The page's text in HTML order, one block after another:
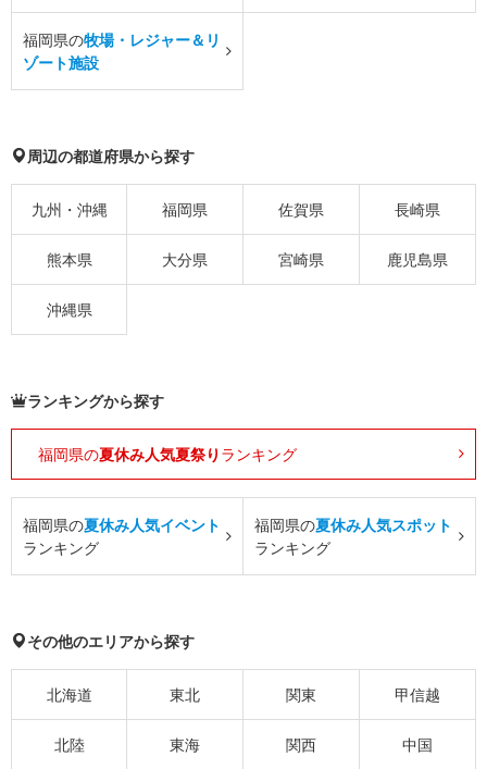
福岡県の牧場・レジャー＆リ
ゾート施設
周辺の都道府県から探す
九州・沖縄 福岡県 佐賀県 長崎県
熊本県 大分県 宮崎県 鹿児島県
沖縄県
ランキングから探す
福岡県の夏休み人気夏祭り ランキング
福岡県の夏休み人気イベント
ランキング
福岡県の夏休み人気スポット
ランキング
その他のエリアから探す
北海道 東北 関東 甲信越
北陸 東海 関西 中国